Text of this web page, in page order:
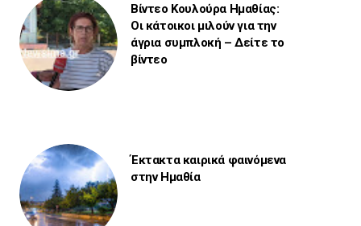
Βίντεο Κουλούρα Ημαθίας:
Οι κάτοικοι μιλούν για την
άγρια συμπλοκή – Δείτε το
βίντεο
Έκτακτα καιρικά φαινόμενα
στην Ημαθία